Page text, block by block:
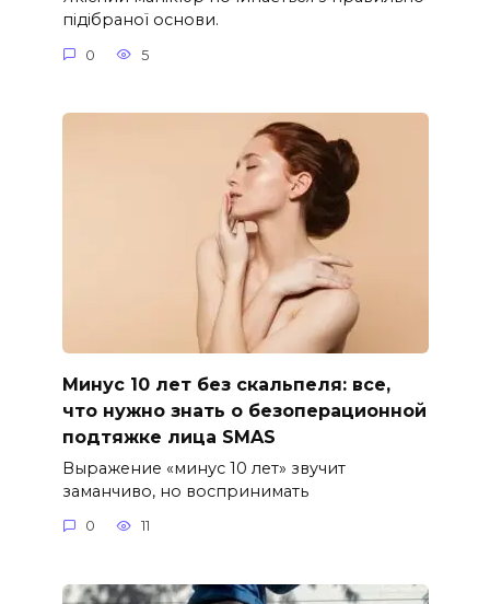
підібраної основи.
0 5
Минус 10 лет без скальпеля: все,
что нужно знать о безоперационной
подтяжке лица SMAS
Выражение «минус 10 лет» звучит
заманчиво, но воспринимать
0 11